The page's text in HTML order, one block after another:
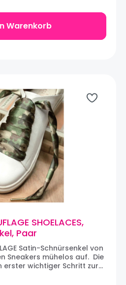
Die Schnürsenkel werden
120 x 2 cm
Warenkorb
SHOELACES,
Paar
Satin-Schnürsenkel von
Sneakers mühelos auf. Die
erster wichtiger Schritt zur